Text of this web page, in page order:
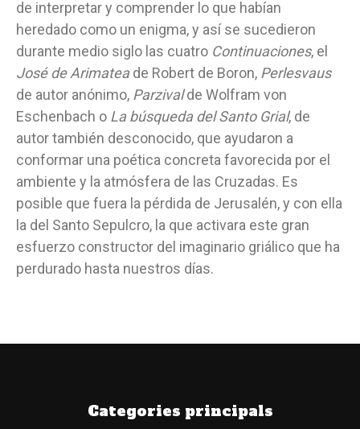
de interpretar y comprender lo que habían
heredado como un enigma, y así se sucedieron
durante medio siglo las cuatro Continuaciones, el
José de Arimateade Robert de Boron, Perlesvaus
de autor anónimo, Parzivalde Wolfram von
Eschenbach o La búsqueda del Santo Grial, de
autor también desconocido, que ayudaron a
conformar una poética concreta favorecida por el
ambiente y la atmósfera de las Cruzadas. Es
posible que fuera la pérdida de Jerusalén, y con ella
la del Santo Sepulcro, la que activara este gran
esfuerzo constructor del imaginario griálico que ha
perdurado hasta nuestros días.
Categories principals